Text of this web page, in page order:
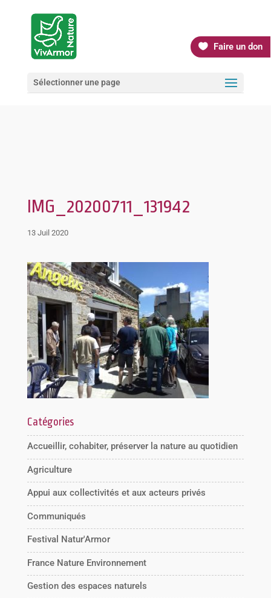
Faire un don
Sélectionner une page
IMG_20200711_131942
13 Juil 2020
Catégories
Accueillir, cohabiter, préserver la nature au quotidien
Agriculture
Appui aux collectivités et aux acteurs privés
Communiqués
Festival Natur'Armor
France Nature Environnement
Gestion des espaces naturels